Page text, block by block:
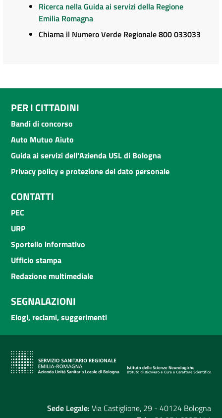
Ricerca nella Guida ai servizi della Regione
Emilia Romagna
Chiama il Numero Verde Regionale 800 033033
PER I CITTADINI
Bandi di concorso
Auto Mutuo Aiuto
Guida ai servizi dell'Azienda USL di Bologna
Privacy policy e protezione del dato personale
CONTATTI
PEC
URP
Sportello informativo
Ufficio stampa
Redazione multimediale
SEGNALAZIONI
Elogi, reclami, suggerimenti
Sede Legale: Via Castiglione, 29 - 40124 Bologna